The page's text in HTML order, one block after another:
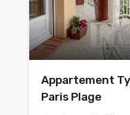
Appartement
Paris Plage